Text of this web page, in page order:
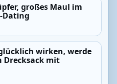
großes Maul im
Dating
wirken, werde
Drecksack mit